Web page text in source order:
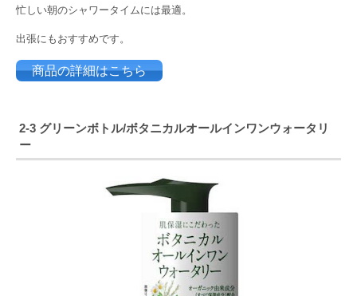
忙しい朝のシャワータイムには最適。
出張にもおすすめです。
商品の詳細はこちら
2-3 グリーンボトル/ボタニカルオールインワンウォータリ
ー